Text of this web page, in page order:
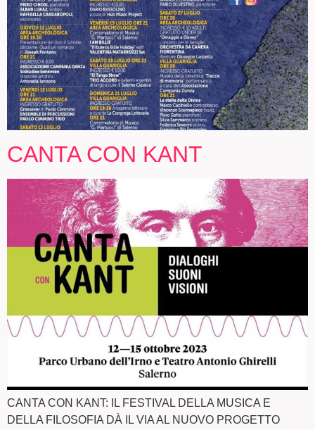
CANTA CON KANT
CANTA CON KANT: IL FESTIVAL DELLA MUSICA E
DELLA FILOSOFIA DÀ IL VIA AL NUOVO PROGETTO